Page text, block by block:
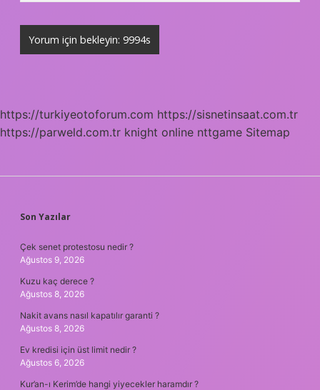
https://turkiyeotoforum.com https://sisnetinsaat.com.tr
https://parweld.com.tr knight online nttgame Sitemap
SIDEBAR
Son Yazılar
Çek senet protestosu nedir ?
Ağustos 9, 2026
Kuzu kaç derece ?
Ağustos 8, 2026
Nakit avans nasıl kapatılır garanti ?
Ağustos 8, 2026
Ev kredisi için üst limit nedir ?
Ağustos 6, 2026
Kur’an-ı Kerim’de hangi yiyecekler haramdır ?